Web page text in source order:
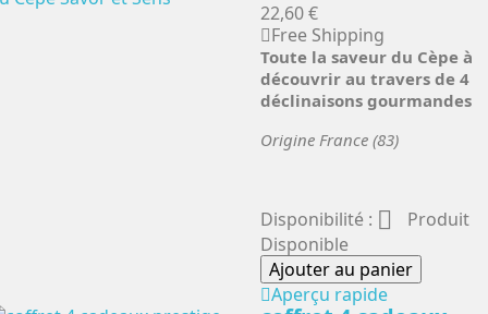
22,60 €
Free Shipping
Toute la saveur du Cèpe à
découvrir au travers de 4
déclinaisons gourmandes
Origine France (83)
Disponibilité : 
Produit
Disponible
Ajouter au panier
Aperçu rapide